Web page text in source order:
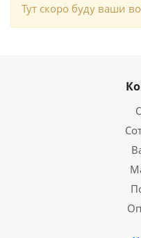
Тут скоро буду ваши